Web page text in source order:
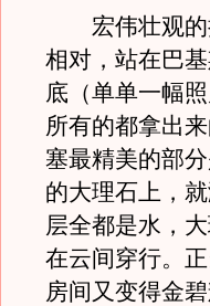
宏伟壮观的
相对，站在巴
底（单单一幅
所有的都拿出
塞最精美的部
的大理石上，
层全都是水，
在云间穿行。
房间又变得金